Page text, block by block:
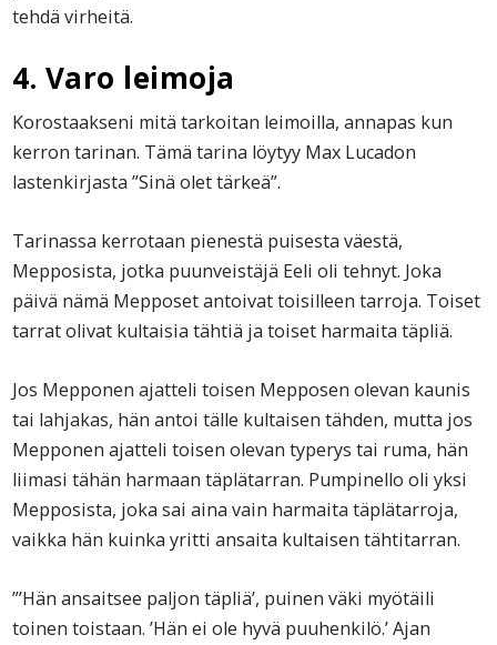
tehdä virheitä.
4. Varo leimoja
Korostaakseni mitä tarkoitan leimoilla, annapas kun
kerron tarinan. Tämä tarina löytyy Max Lucadon
lastenkirjasta ”Sinä olet tärkeä”.
Tarinassa kerrotaan pienestä puisesta väestä,
Mepposista, jotka puunveistäjä Eeli oli tehnyt. Joka
päivä nämä Mepposet antoivat toisilleen tarroja. Toiset
tarrat olivat kultaisia tähtiä ja toiset harmaita täpliä.
Jos Mepponen ajatteli toisen Mepposen olevan kaunis
tai lahjakas, hän antoi tälle kultaisen tähden, mutta jos
Mepponen ajatteli toisen olevan typerys tai ruma, hän
liimasi tähän harmaan täplätarran. Pumpinello oli yksi
Mepposista, joka sai aina vain harmaita täplätarroja,
vaikka hän kuinka yritti ansaita kultaisen tähtitarran.
”’Hän ansaitsee paljon täpliä’, puinen väki myötäili
toinen toistaan. ’Hän ei ole hyvä puuhenkilö.’ Ajan